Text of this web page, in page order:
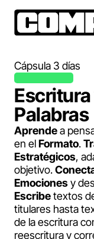
Cápsula 3 días
Escritura
Palabras
Aprendea
en elFormato.
Estratégicos,
objetivo.
Emocionesy
Escribetextos
titulares hasta
de la escritura
reescritura y